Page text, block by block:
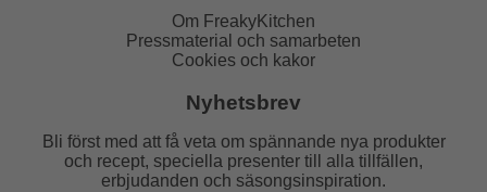
Om FreakyKitchen
Pressmaterial och samarbeten
Cookies och kakor
Nyhetsbrev
Bli först med att få veta om spännande nya produkter
och recept, speciella presenter till alla tillfällen,
erbjudanden och säsongsinspiration.